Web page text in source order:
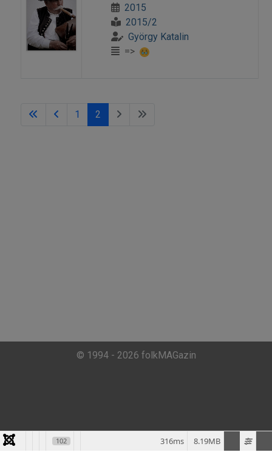
2015
2015/2
György Katalin
=>
1 2
© 1994 - 2026 folkMAGazin
102 8.19MB
316ms